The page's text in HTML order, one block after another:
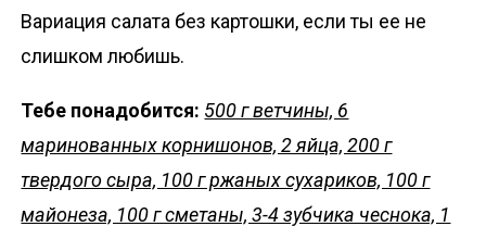
Вариация салата без картошки, если ты ее не
слишком любишь.
Тебе понадобится: 500 г ветчины, 6
маринованных корнишонов, 2 яйца, 200 г
твердого сыра, 100 г ржаных сухариков, 100 г
майонеза, 100 г сметаны, 3-4 зубчика чеснока, 1